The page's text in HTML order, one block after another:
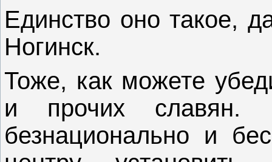
Единство оно такое,
Ногинск.
Тоже, как можете
и прочих славян.
безнационально и